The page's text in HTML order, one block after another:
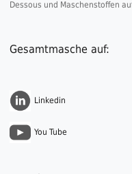
Dessous und Maschenstoffen
Gesamtmasche auf:
Linkedin
You Tube